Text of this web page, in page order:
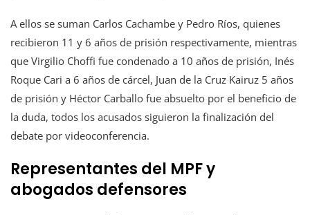
A ellos se suman Carlos Cachambe y Pedro Ríos, quienes
recibieron 11 y 6 años de prisión respectivamente, mientras
que Virgilio Choffi fue condenado a 10 años de prisión, Inés
Roque Cari a 6 años de cárcel, Juan de la Cruz Kairuz 5 años
de prisión y Héctor Carballo fue absuelto por el beneficio de
la duda, todos los acusados siguieron la finalización del
debate por videoconferencia.
Representantes del MPF y
abogados defensores